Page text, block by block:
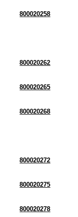
800020258
800020262
800020265
800020268
800020272
800020275
800020278